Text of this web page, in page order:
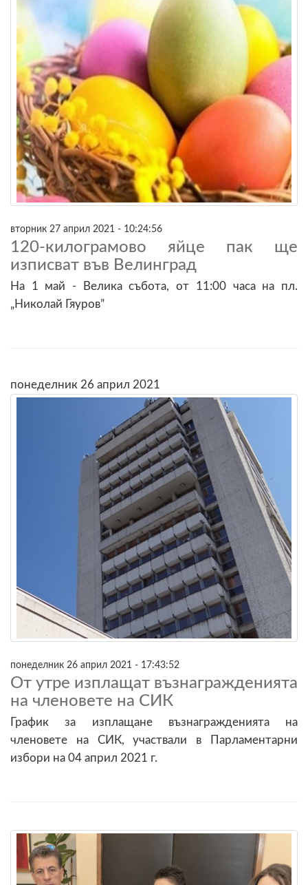
вторник 27 април 2021 - 10:24:56
120-килограмово яйце пак ще
изписват във Велинград
На 1 май - Велика събота, от 11:00 часа на пл.
„Николай Гяуров”
понеделник 26 април 2021
понеделник 26 април 2021 - 17:43:52
От утре изплащат възнагражденията
на членовете на СИК
График за изплащане възнагражденията на
членовете на СИК, участвали в Парламентарни
избори на 04 април 2021 г.